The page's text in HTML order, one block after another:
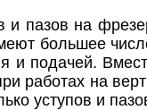
и пазов на
большее
и подачей.
работах на
уступов и